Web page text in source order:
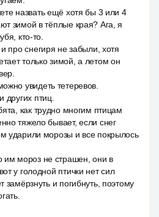
назвать ещё хотя бы 3 или 4
зимой в тёплые края? Ага, я
кто-то.
и про снегиря не забыли, хотя
только зимой, а летом он
увидеть тетеревов.
других птиц.
как трудно многим птицам
тяжело бывает, если снег
ударили морозы и все покрылось
им мороз не страшен, они в
у голодной птички нет сил
замёрзнуть и погибнуть, поэтому